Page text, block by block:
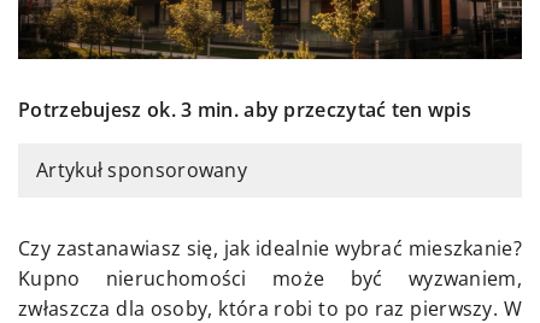
Potrzebujesz ok. 3 min. aby przeczytać ten wpis
Artykuł sponsorowany
Czy zastanawiasz się, jak idealnie wybrać mieszkanie?
Kupno nieruchomości może być wyzwaniem,
zwłaszcza dla osoby, która robi to po raz pierwszy. W